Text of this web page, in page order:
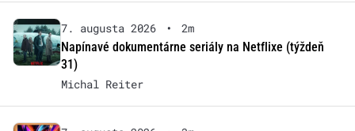
7. augusta 2026 •
2m
Napínavé dokumentárne seriály na Netflixe (týždeň
31)
Michal Reiter